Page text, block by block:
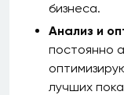
бизнеса.
Анализ и
постоянно
лучших